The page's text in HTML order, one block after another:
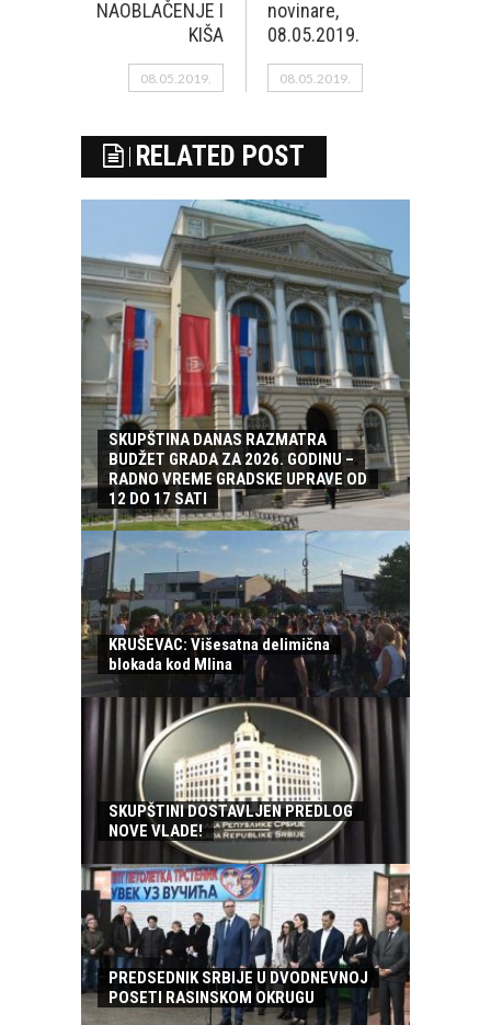
NAOBLAČENJE I
KIŠA
08.05.2019.
novinare,
08.05.2019.
08.05.2019.
RELATED POST
SKUPŠTINA DANAS RAZMATRA
BUDŽET GRADA ZA 2026. GODINU –
RADNO VREME GRADSKE UPRAVE OD
12 DO 17 SATI
KRUŠEVAC: Višesatna delimična
blokada kod Mlina
SKUPŠTINI DOSTAVLJEN PREDLOG
NOVE VLADE!
PREDSEDNIK SRBIJE U DVODNEVNOJ
POSETI RASINSKOM OKRUGU